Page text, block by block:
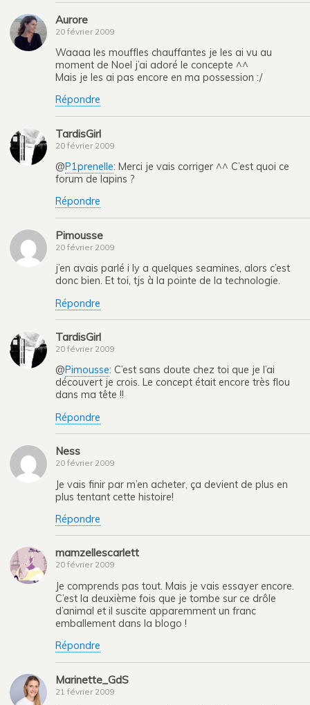
Aurore
20 février 2009
Waaaa les mouffles chauffantes je les ai vu au
moment de Noel j’ai adoré le concepte ^^
Mais je les ai pas encore en ma possession :/
Répondre
TardisGirl
20 février 2009
@P1prenelle: Merci je vais corriger ^^ C’est quoi ce
forum de lapins ?
Répondre
Pimousse
20 février 2009
j’en avais parlé i ly a quelques seamines, alors c’est
donc bien. Et toi, tjs à la pointe de la technologie.
Répondre
TardisGirl
20 février 2009
@Pimousse: C’est sans doute chez toi que je l’ai
découvert je crois. Le concept était encore très flou
dans ma tête !!
Répondre
Ness
20 février 2009
Je vais finir par m’en acheter, ça devient de plus en
plus tentant cette histoire!
Répondre
mamzellescarlett
20 février 2009
Je comprends pas tout. Mais je vais essayer encore.
C’est la deuxième fois que je tombe sur ce drôle
d’animal et il suscite apparemment un franc
emballement dans la blogo !
Répondre
Marinette_GdS
21 février 2009